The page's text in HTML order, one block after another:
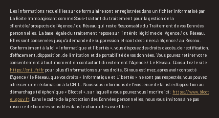
Les informations recueillies sur ce formulaire sont enregistrées dans un fichier informatisé par
La Boite Immo agissant comme Sous-traitant du traitement pour la gestion de la
clientèle/prospects de l'Agence / du Réseau qui reste Responsable du Traitement de vos Données
personnelles. La base légale du traitement repose sur l'intérêt légitime de l'Agence / du Réseau.
Elles sont conservées jusqu'à demande de suppression et sont destinées à l'Agence / au Réseau.
Conformément à la loi « informatique et libertés », vous disposez des droits d’accès, de rectification,
d’effacement, d’opposition, de limitation et de portabilité de vos données. Vous pouvez retirer votre
consentement à tout moment en contactant directement l’Agence / Le Réseau. Consultez le site
https://cnil.fr/fr pour plus d’informations sur vos droits. Si vous estimez, après avoir contacté
l'Agence / le Réseau, que vos droits « Informatique et Libertés » ne sont pas respectés, vous pouvez
adresser une réclamation à la CNIL. Nous vous informons de l’existence de la liste d'opposition au
démarchage téléphonique « Bloctel », sur laquelle vous pouvez vous inscrire ici : https://www.bloct
el.gouv.fr . Dans le cadre de la protection des Données personnelles, nous vous invitons à ne pas
inscrire de Données sensibles dans le champ de saisie libre.